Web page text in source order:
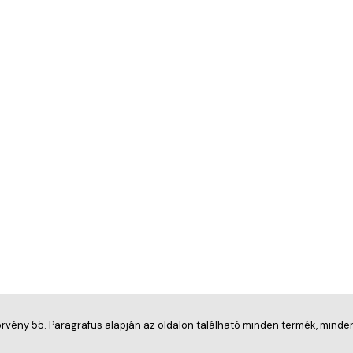
55. Paragrafus alapján az oldalon található minden termék,